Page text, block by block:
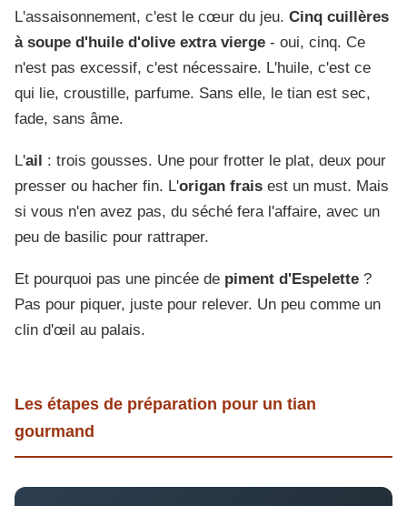
L'assaisonnement, c'est le cœur du jeu. Cinq cuillères
à soupe d'huile d'olive extra vierge - oui, cinq. Ce
n'est pas excessif, c'est nécessaire. L'huile, c'est ce
qui lie, croustille, parfume. Sans elle, le tian est sec,
fade, sans âme.
L'ail : trois gousses. Une pour frotter le plat, deux pour
presser ou hacher fin. L'origan frais est un must. Mais
si vous n'en avez pas, du séché fera l'affaire, avec un
peu de basilic pour rattraper.
Et pourquoi pas une pincée de piment d'Espelette ?
Pas pour piquer, juste pour relever. Un peu comme un
clin d'œil au palais.
Les étapes de préparation pour un tian
gourmand